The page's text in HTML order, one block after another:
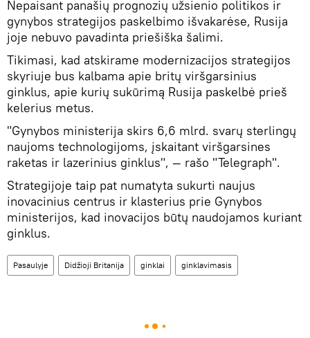
Nepaisant panašių prognozių užsienio politikos ir
gynybos strategijos paskelbimo išvakarėse, Rusija
joje nebuvo pavadinta priešiška šalimi.
Tikimasi, kad atskirame modernizacijos strategijos
skyriuje bus kalbama apie britų viršgarsinius
ginklus, apie kurių sukūrimą Rusija paskelbė prieš
kelerius metus.
"Gynybos ministerija skirs 6,6 mlrd. svarų sterlingų
naujoms technologijoms, įskaitant viršgarsines
raketas ir lazerinius ginklus", — rašo "Telegraph".
Strategijoje taip pat numatyta sukurti naujus
inovacinius centrus ir klasterius prie Gynybos
ministerijos, kad inovacijos būtų naudojamos kuriant
ginklus.
Pasaulyje Didžioji Britanija ginklai ginklavimasis